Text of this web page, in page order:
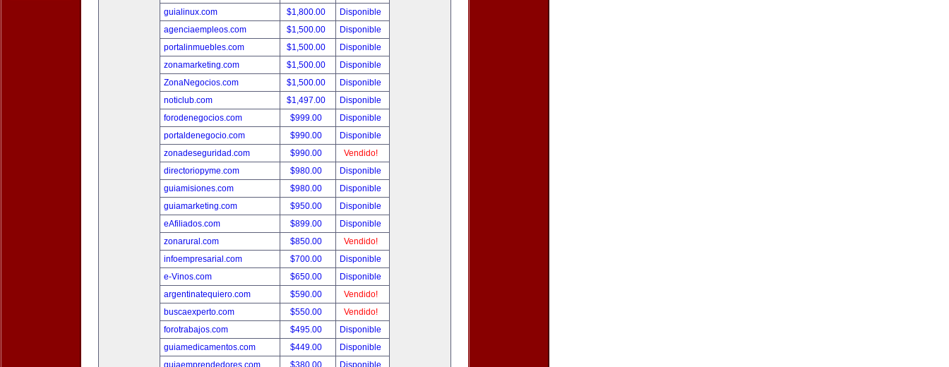
guialinux.com
$1,800.00
Disponible
agenciaempleos.com
$1,500.00
Disponible
portalinmuebles.com
$1,500.00
Disponible
zonamarketing.com
$1,500.00
Disponible
ZonaNegocios.com
$1,500.00
Disponible
noticlub.com
$1,497.00
Disponible
forodenegocios.com
$999.00
Disponible
portaldenegocio.com
$990.00
Disponible
zonadeseguridad.com
$990.00
Vendido!
directoriopyme.com
$980.00
Disponible
guiamisiones.com
$980.00
Disponible
guiamarketing.com
$950.00
Disponible
eAfiliados.com
$899.00
Disponible
zonarural.com
$850.00
Vendido!
infoempresarial.com
$700.00
Disponible
e-Vinos.com
$650.00
Disponible
argentinatequiero.com
$590.00
Vendido!
buscaexperto.com
$550.00
Vendido!
forotrabajos.com
$495.00
Disponible
guiamedicamentos.com
$449.00
Disponible
guiaemprendedores.com
$380.00
Disponible